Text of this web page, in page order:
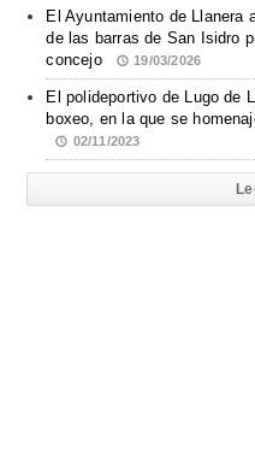
El Ayuntamiento de Llanera
de las barras de San Isidro
concejo
19/03/2026
El polideportivo de Lugo de
boxeo, en la que se
02/11/2023